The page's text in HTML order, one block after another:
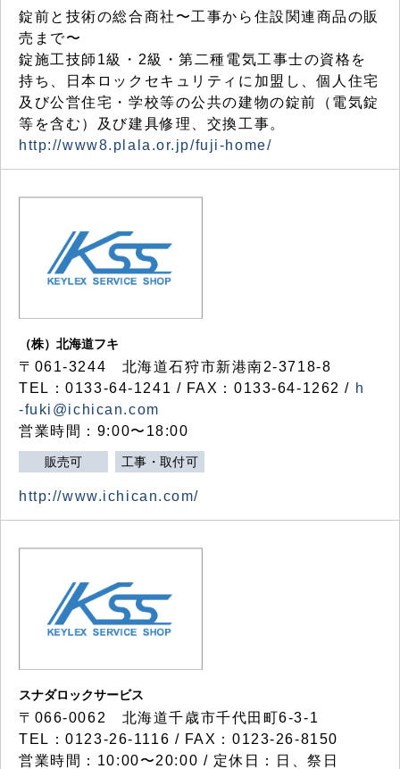
錠前と技術の総合商社〜工事から住設関連商品の販
売まで〜
錠施工技師1級・2級・第二種電気工事士の資格を
持ち、日本ロックセキュリティに加盟し、個人住宅
及び公営住宅・学校等の公共の建物の錠前（電気錠
等を含む）及び建具修理、交換工事。
http://www8.plala.or.jp/fuji-home/
（株）北海道フキ
〒061-3244 北海道石狩市新港南2-3718-8
TEL：0133-64-1241 / FAX：0133-64-1262 / h
-fuki@ichican.com
営業時間：9:00〜18:00
販売可 工事・取付可
http://www.ichican.com/
スナダロックサービス
〒066-0062 北海道千歳市千代田町6-3-1
TEL：0123-26-1116 / FAX：0123-26-8150
営業時間：10:00〜20:00 / 定休日：日、祭日